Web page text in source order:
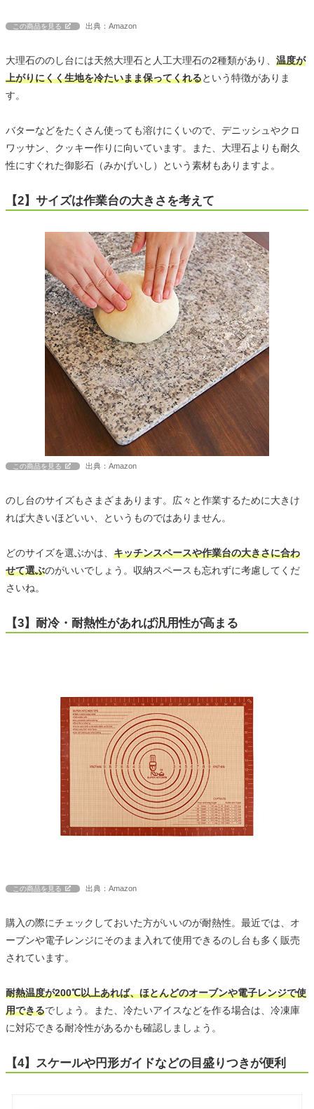
この商品を見る 出典：Amazon
大理石ののし台には天然大理石と人工大理石の2種類があり、 温度が
上がりにくく生地を冷たいまま保ってくれるという特徴がありま
す。
バターなどをたくさん使っても溶けにくいので、デニッシュやクロ
ワッサン、クッキー作りに向いています。また、大理石よりも耐久
性にすぐれた御影石（みかげいし）という素材もありますよ。
【2】サイズは作業台の大きさを考えて
この商品を見る 出典：Amazon
のし台のサイズもさまざまあります。広々と作業するために大きけ
れば大きいほどいい、というものではありません。
どのサイズを選ぶかは、 キッチンスペースや作業台の大きさに合わ
せて選ぶのがいいでしょう。収納スペースも忘れずに考慮してくだ
さいね。
【3】耐冷・耐熱性があれば汎用性が高まる
この商品を見る 出典：Amazon
購入の際にチェックしておいた方がいいのが耐熱性。最近では、オ
ーブンや電子レンジにそのまま入れて使用できるのし台も多く販売
されています。
耐熱温度が200℃以上あれば、ほとんどのオーブンや電子レンジで使
用できるでしょう。また、冷たいアイスなどを作る場合は、冷凍庫
に対応できる耐冷性があるかも確認しましょう。
【4】スケールや円形ガイドなどの目盛りつきが便利